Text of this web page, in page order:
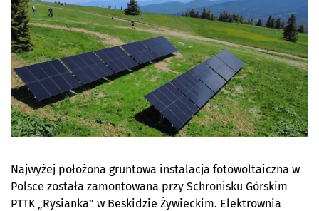
Najwyżej położona gruntowa instalacja fotowoltaiczna w
Polsce została zamontowana przy Schronisku Górskim
PTTK „Rysianka” w Beskidzie Żywieckim. Elektrownia